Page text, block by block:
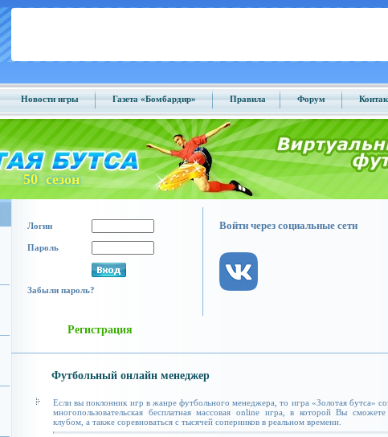
Новости игры Газета «Бомбардир» Правила Форум
50 сезон
Логин
Пароль
Забыли пароль?
Войти через социальные сети
Регистрация
Футбольный онлайн менеджер
Если вы поклонник игр в жанре футбольного менеджера, то игра «Золотая бутса»
многопользовательская бесплатная массовая online игра, в которой Вы
клубом, а также соревноваться с тысячей соперников в реальном времени.